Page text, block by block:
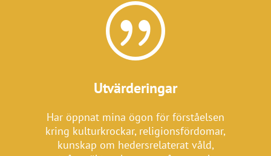
|
Utvärderingar
Har öppnat mina ögon för förståelsen
kring kulturkrockar, religionsfördomar,
kunskap om hedersrelaterat våld,
Utbildningen har gett mig större
förståelse för varför människor tänker